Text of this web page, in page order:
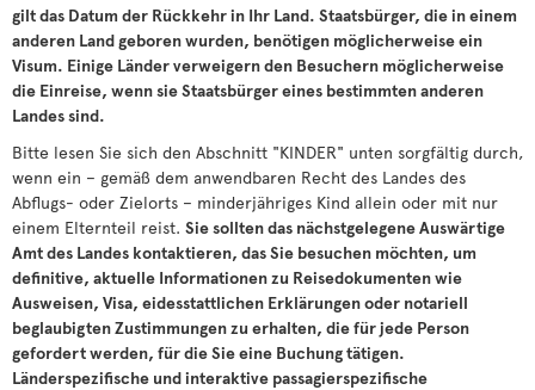
gilt das Datum der Rückkehr in Ihr Land. Staatsbürger, die in einem
anderen Land geboren wurden, benötigen möglicherweise ein
Visum. Einige Länder verweigern den Besuchern möglicherweise
die Einreise, wenn sie Staatsbürger eines bestimmten anderen
Landes sind.
Bitte lesen Sie sich den Abschnitt "KINDER" unten sorgfältig durch,
wenn ein – gemäß dem anwendbaren Recht des Landes des
Abflugs- oder Zielorts – minderjähriges Kind allein oder mit nur
einem Elternteil reist. Sie sollten das nächstgelegene Auswärtige
Amt des Landes kontaktieren, das Sie besuchen möchten, um
definitive, aktuelle Informationen zu Reisedokumenten wie
Ausweisen, Visa, eidesstattlichen Erklärungen oder notariell
beglaubigten Zustimmungen zu erhalten, die für jede Person
gefordert werden, für die Sie eine Buchung tätigen.
Länderspezifische und interaktive passagierspezifische